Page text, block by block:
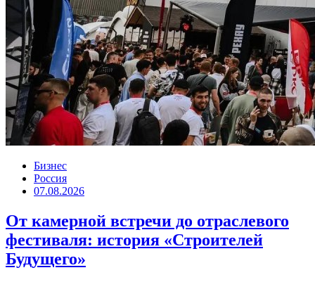
Бизнес
Россия
07.08.2026
От камерной встречи до отраслевого
фестиваля: история «Строителей
Будущего»